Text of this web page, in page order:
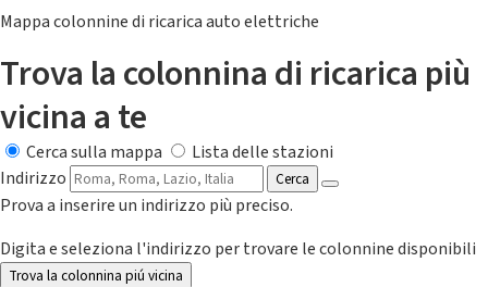
Mappa colonnine di ricarica auto elettriche
Trova la colonnina di ricarica più
vicina a te
Cerca sulla mappa
Lista delle stazioni
Indirizzo
Cerca
Prova a inserire un indirizzo più preciso.
Digita e seleziona l'indirizzo per trovare le colonnine disponibili
Trova la colonnina piú vicina